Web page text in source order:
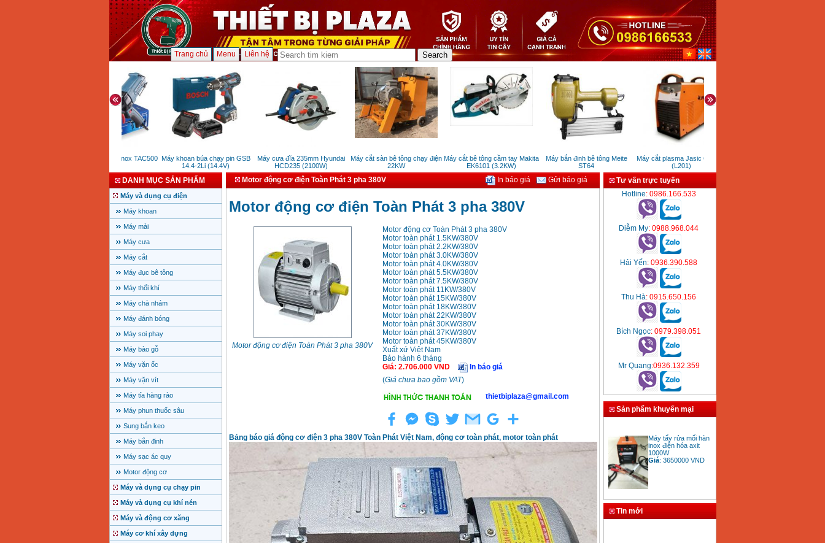
Trang chủ Menu Liên hệ
Máy rút rive nhôm inox TAC500 Máy khoan búa chạy pin GSB
14.4-2Li (14.4V)
Máy cưa đĩa 235mm Hyundai
HCD235 (2100W)
Máy cắt sàn bê tông chạy điện
22KW
Máy cắt bê tông cầm tay Makita
EK6101 (3.2KW)
Máy bắn đinh bê tông Meite
ST64
Máy cắt plasma Jasic Cut 100
(L201)
DANH MỤC SẢN PHẨM
Máy và dụng cụ điện
Máy khoan
Máy mài
Máy cưa
Máy cắt
Máy đục bê tông
Máy thổi khí
Máy chà nhám
Máy đánh bóng
Máy soi phay
Máy bào gỗ
Máy vặn ốc
Máy vặn vít
Máy tỉa hàng rào
Máy phun thuốc sâu
Sung bắn keo
Máy bắn đinh
Máy sạc ác quy
Motor động cơ
Máy và dụng cụ chạy pin
Máy và dụng cụ khí nén
Máy và động cơ xăng
Máy cơ khí xây dựng
Motor động cơ điện Toàn Phát 3 pha 380V In báo giá Gửi báo giá
Motor động cơ điện Toàn Phát 3 pha 380V
Motor động cơ điện Toàn Phát 3 pha 380V
Motor động cơ Toàn Phát 3 pha 380V
Motor toàn phát 1.5KW/380V
Motor toàn phát 2.2KW/380V
Motor toàn phát 3.0KW/380V
Motor toàn phát 4.0KW/380V
Motor toàn phát 5.5KW/380V
Motor toàn phát 7.5KW/380V
Motor toàn phát 11KW/380V
Motor toàn phát 15KW/380V
Motor toàn phát 18KW/380V
Motor toàn phát 22KW/380V
Motor toàn phát 30KW/380V
Motor toàn phát 37KW/380V
Motor toàn phát 45KW/380V
Xuất xứ Việt Nam
Bảo hành 6 tháng
Giá: 2.706.000VND
In báo giá
(Giá chưa bao gồm VAT)
thietbiplaza@gmail.com
Bảng báo giá động cơ điện 3 pha 380V Toàn Phát Việt Nam, động cơ toàn phát, motor toàn phát
Tư vấn trực tuyến
Hotline: 0986.166.533
Diễm My: 0988.968.044
Hải Yến: 0936.390.588
Thu Hà: 0915.650.156
Bích Ngọc: 0979.398.051
Mr Quang:0936.132.359
Sản phẩm khuyến mại
inox điện hóa axit
1000W
Giá:3650000
Bảng giá mũi khoan
Tin mới